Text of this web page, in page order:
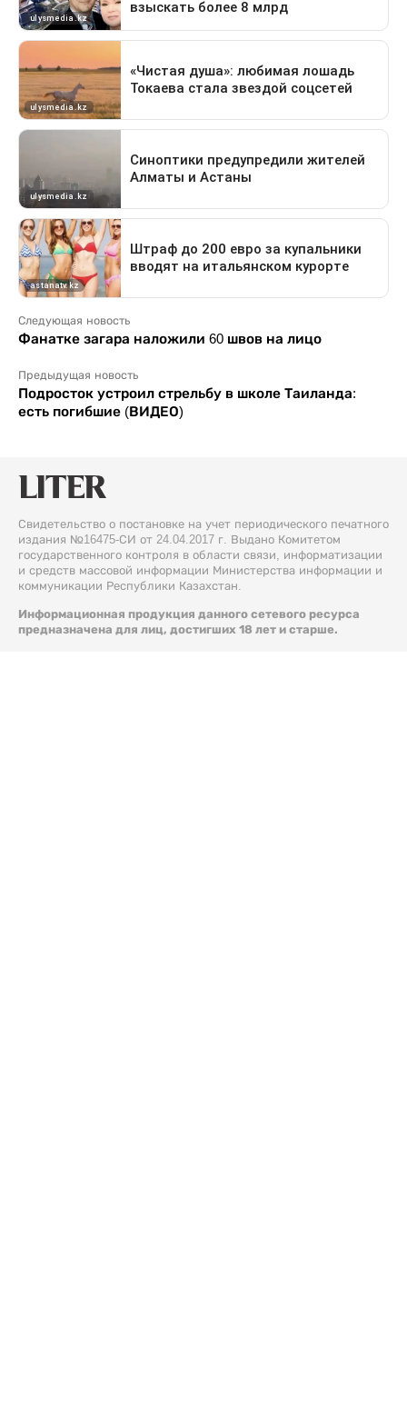
Следующая новость
Фанатке загара наложили 60 швов на лицо
Предыдущая новость
Подросток устроил стрельбу в школе Таиланда:
есть погибшие (ВИДЕО)
Свидетельство о постановке на учет периодического печатного
издания №16475-СИ от 24.04.2017 г. Выдано Комитетом
государственного контроля в области связи, информатизации
и средств массовой информации Министерства информации и
коммуникации Республики Казахстан.
Информационная продукция данного сетевого ресурса
предназначена для лиц, достигших 18 лет и старше.